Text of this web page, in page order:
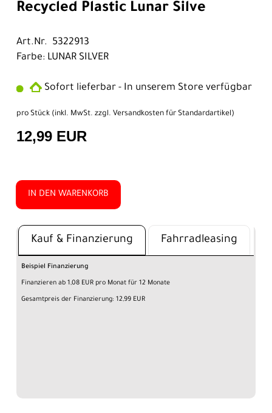
Recycled Plastic Lunar Silve
Art.Nr. 5322913
Farbe: LUNAR SILVER
Sofort lieferbar - In unserem Store verfügbar
pro Stück (inkl. MwSt. zzgl. Versandkosten für Standardartikel)
12,99 EUR
IN DEN WARENKORB
Kauf & Finanzierung Fahrradleasing
Beispiel Finanzierung
Finanzieren ab 1,08 EUR pro Monat für 12 Monate
Gesamtpreis der Finanzierung: 12,99 EUR